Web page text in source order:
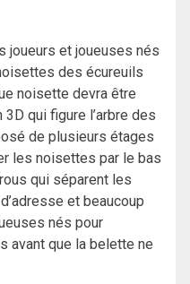
joueurs et joueuses nés
des écureuils
noisette devra être
qui figure l’arbre des
de plusieurs étages
les noisettes par le bas
qui séparent les
et beaucoup
nés pour
avant que la belette ne